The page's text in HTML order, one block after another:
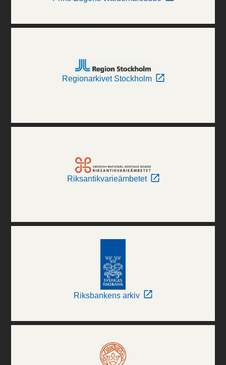
Regionarkivet Stockholm
Riksantikvarieämbetet
Riksbankens arkiv